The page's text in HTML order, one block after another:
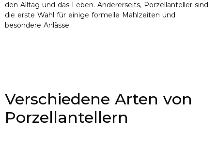
den Alltag und das Leben. Andererseits, Porzellanteller sind
die erste Wahl für einige formelle Mahlzeiten und
besondere Anlässe.
Verschiedene Arten von
Porzellantellern